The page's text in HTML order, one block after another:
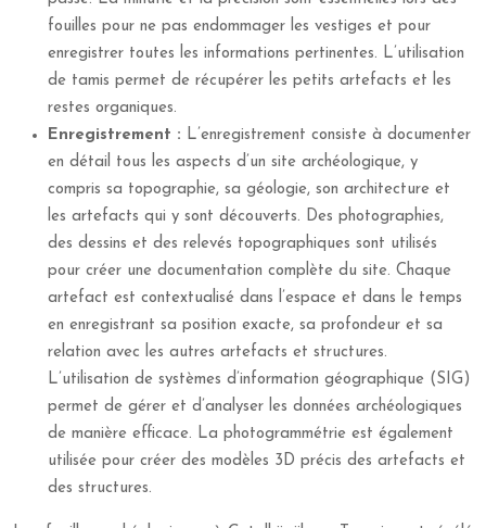
fouilles pour ne pas endommager les vestiges et pour
enregistrer toutes les informations pertinentes. L’utilisation
de tamis permet de récupérer les petits artefacts et les
restes organiques.
Enregistrement : L’enregistrement consiste à documenter
en détail tous les aspects d’un site archéologique, y
compris sa topographie, sa géologie, son architecture et
les artefacts qui y sont découverts. Des photographies,
des dessins et des relevés topographiques sont utilisés
pour créer une documentation complète du site. Chaque
artefact est contextualisé dans l’espace et dans le temps
en enregistrant sa position exacte, sa profondeur et sa
relation avec les autres artefacts et structures.
L’utilisation de systèmes d’information géographique (SIG)
permet de gérer et d’analyser les données archéologiques
de manière efficace. La photogrammétrie est également
utilisée pour créer des modèles 3D précis des artefacts et
des structures.